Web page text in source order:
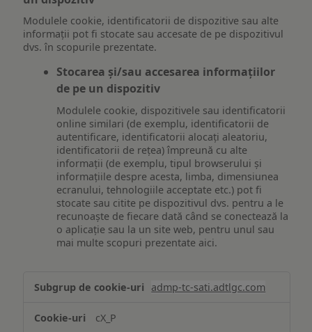
Modulele cookie, identificatorii de dispozitive sau alte
informații pot fi stocate sau accesate de pe dispozitivul
dvs. în scopurile prezentate.
Stocarea și/sau accesarea informațiilor
de pe un dispozitiv
Modulele cookie, dispozitivele sau identificatorii
online similari (de exemplu, identificatorii de
autentificare, identificatorii alocați aleatoriu,
identificatorii de rețea) împreună cu alte
informații (de exemplu, tipul browserului și
informațiile despre acesta, limba, dimensiunea
ecranului, tehnologiile acceptate etc.) pot fi
stocate sau citite pe dispozitivul dvs. pentru a le
recunoaște de fiecare dată când se conectează la
o aplicație sau la un site web, pentru unul sau
mai multe scopuri prezentate aici.
și/sau
informațiilor
admp-tc-sati.adtlgc.com
cX_P